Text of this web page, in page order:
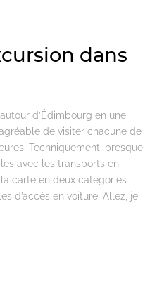
dans
d’Édimbourg en une
de visiter chacune de
Techniquement, presque
avec les transports en
carte en deux catégories
d’accès en voiture. Allez, je